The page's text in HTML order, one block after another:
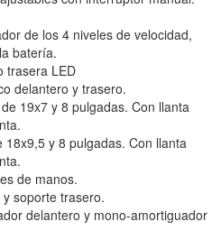
de los 4 niveles de velocidad,
batería.
trasera LED
delantero y trasero.
19x7 y 8 pulgadas. Con llanta
18x9,5 y 8 pulgadas. Con llanta
de manos.
soporte trasero.
delantero y mono-amortiguador